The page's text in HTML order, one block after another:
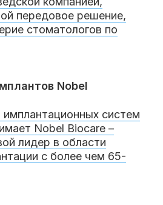
передовое решение,
стоматологов по
Nobel
систем
Nobel Biocare –
лидер в области
с более чем 65-